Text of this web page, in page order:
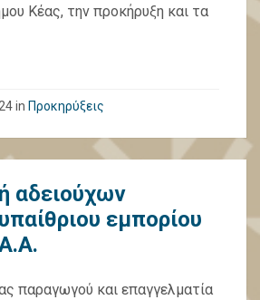
Κέας, την προκήρυξη και τα
in Προκηρύξεις
αδειούχων
εμπορίου
παραγωγού και επαγγελματία